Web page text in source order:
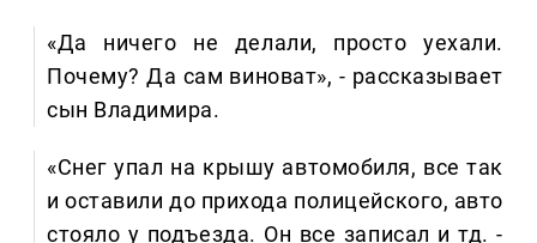
«Да ничего не делали, просто уехали.
Почему? Да сам виноват», - рассказывает
сын Владимира.
«Снег упал на крышу автомобиля, все так
и оставили до прихода полицейского, авто
стояло у подъезда. Он все записал и тд. -